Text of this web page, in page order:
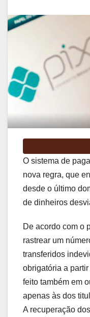
O sistema de
nova regra, que
desde o último
de dinheiros
De acordo com o
rastrear um
transferidos
obrigatória a
feito também em
apenas às dos
A recuperação